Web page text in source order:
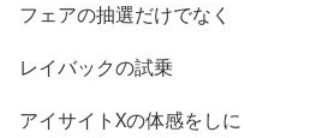
フェアの抽選だけでなく
レイバックの試乗
アイサイトXの体感をしに